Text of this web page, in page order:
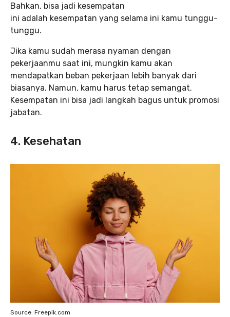
Bahkan, bisa jadi kesempatan
ini adalah kesempatan yang selama ini kamu tunggu-
tunggu.
Jika kamu sudah merasa nyaman dengan
pekerjaanmu saat ini, mungkin kamu akan
mendapatkan beban pekerjaan lebih banyak dari
biasanya. Namun, kamu harus tetap semangat.
Kesempatan ini bisa jadi langkah bagus untuk promosi
jabatan.
4. Kesehatan
Source: Freepik.com